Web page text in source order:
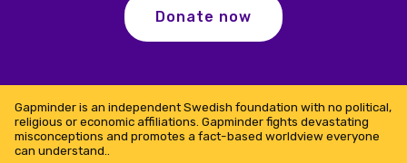
Donate now
Gapminder is an independent Swedish foundation with no political,
religious or economic affiliations. Gapminder fights devastating
misconceptions and promotes a fact-based worldview everyone
can understand..